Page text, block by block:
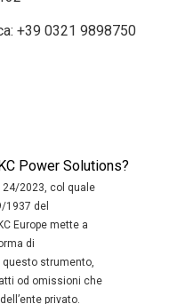
+39 0321 9898750
Power Solutions?
24/2023, col quale
1937 del
Europe mette a
di
strumento,
od omissioni che
privato.